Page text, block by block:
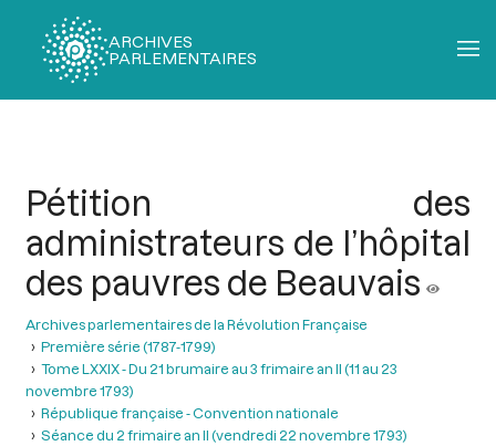
ARCHIVES
PARLEMENTAIRES
Pétition des
administrateurs de l’hôpital
des pauvres de Beauvais
Archives parlementaires de la Révolution Française
Première série (1787-1799)
Tome LXXIX - Du 21 brumaire au 3 frimaire an II (11 au 23
novembre 1793)
République française - Convention nationale
Séance du 2 frimaire an II (vendredi 22 novembre 1793)